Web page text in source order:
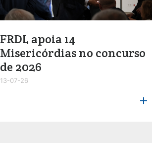
FRDL apoia 14
Misericórdias no concurso
de 2026
13-07-26
